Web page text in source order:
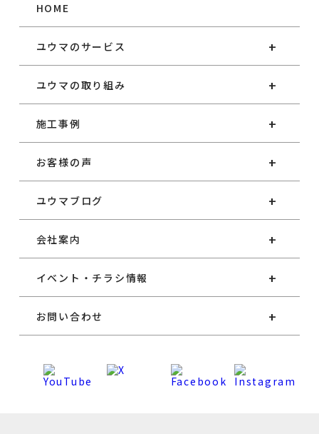
速やかにこれに対応いたします。
４．安全管理
個人情報保護に関して適用される法令、規範を遵
守するとともに正確かつ最新の内容に保ち安全管
理のための必要かつ適切な措置を行います。
５．従業員の監督
れるよう従業者に対する必要かつ適切な監督を致
します。また、従業者に対して個人情報の適正な
取り扱いの確保のために必要な教育を実施しま
す。
６．クッキー（Cookie）の利用
当サイトではクッキー（Cookie）を利用しており
ます。クッキー（Cookie）を使用する目的はお客
HOME
ユウマのサービス
ユウマの取り組み
施工事例
お客様の声
ユウマブログ
会社案内
イベント・チラシ情報
お問い合わせ